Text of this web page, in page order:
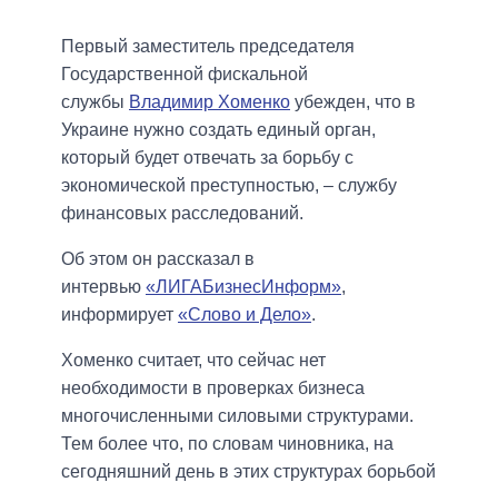
Первый заместитель председателя
Государственной фискальной
службы Владимир Хоменко убежден, что в
Украине нужно создать единый орган,
который будет отвечать за борьбу с
экономической преступностью, – службу
финансовых расследований.
Об этом он рассказал в
интервью «ЛИГАБизнесИнформ»,
информирует «Слово и Дело».
Хоменко считает, что сейчас нет
необходимости в проверках бизнеса
многочисленными силовыми структурами.
Тем более что, по словам чиновника, на
сегодняшний день в этих структурах борьбой